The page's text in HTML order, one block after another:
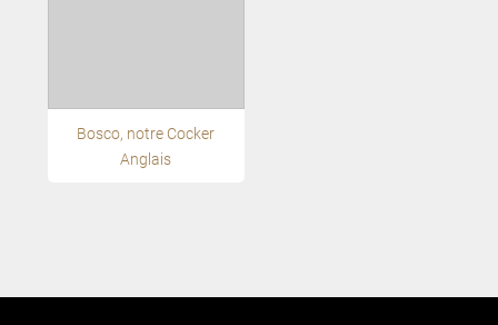
Bosco, notre Cocker
Anglais